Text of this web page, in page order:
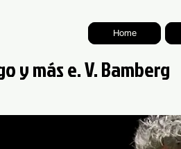
Home
y más e. V. Bamberg